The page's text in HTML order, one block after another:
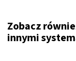
Zobacz
innymi